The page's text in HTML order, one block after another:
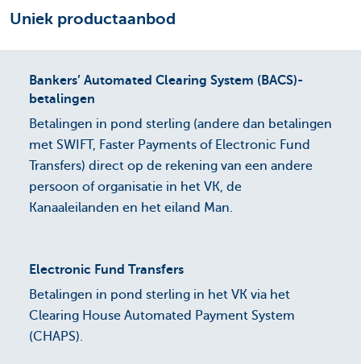
Uniek productaanbod
Bankers’ Automated Clearing System (BACS)-
betalingen
Betalingen in pond sterling (andere dan betalingen
met SWIFT, Faster Payments of Electronic Fund
Transfers) direct op de rekening van een andere
persoon of organisatie in het VK, de
Kanaaleilanden en het eiland Man.
Electronic Fund Transfers
Betalingen in pond sterling in het VK via het
Clearing House Automated Payment System
(CHAPS).